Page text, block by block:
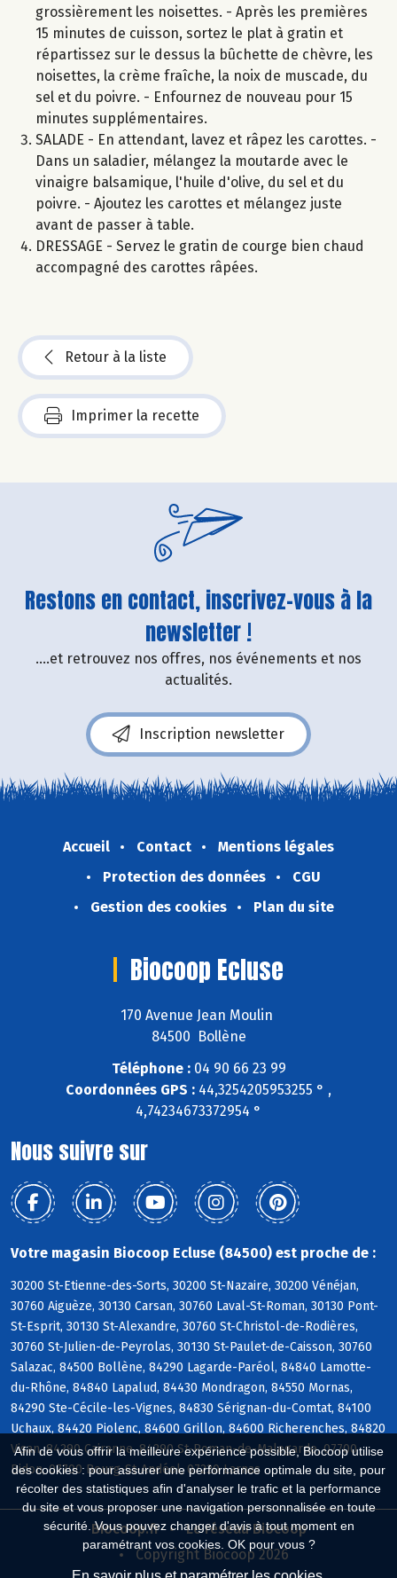
Afin de vous offrir la meilleure expérience possible, Biocoop utilise
des cookies : pour assurer une performance optimale du site, pour
récolter des statistiques afin d'analyser le trafic et la performance
du site et vous proposer une navigation personnalisée en toute
sécurité. Vous pouvez changer d'avis à tout moment en
paramétrant vos cookies. OK pour vous ?
grossièrement les noisettes. - Après les premières
15 minutes de cuisson, sortez le plat à gratin et
répartissez sur le dessus la bûchette de chèvre, les
noisettes, la crème fraîche, la noix de muscade, du
sel et du poivre. - Enfournez de nouveau pour 15
minutes supplémentaires.
SALADE - En attendant, lavez et râpez les carottes. -
Dans un saladier, mélangez la moutarde avec le
vinaigre balsamique, l'huile d'olive, du sel et du
poivre. - Ajoutez les carottes et mélangez juste
avant de passer à table.
DRESSAGE - Servez le gratin de courge bien chaud
accompagné des carottes râpées.
Retour à la liste
Imprimer la recette
Restons en contact, inscrivez-vous à la
newsletter !
....et retrouvez nos offres, nos événements et nos
actualités.
Inscription newsletter
Accueil Contact
Mentions légales
Protection des données
CGU
Gestion des cookies
Plan du site
Biocoop Ecluse
170 Avenue Jean Moulin
84500 Bollène
Téléphone :04 90 66 23 99
Coordonnées GPS : 44,3254205953255 ° ,
4,74234673372954 °
Nous suivre sur
Votre magasin Biocoop Ecluse (84500) est proche de :
30200 St-Etienne-des-Sorts, 30200 St-Nazaire, 30200 Vénéjan,
30760 Aiguèze, 30130 Carsan, 30760 Laval-St-Roman, 30130 Pont-
St-Esprit, 30130 St-Alexandre, 30760 St-Christol-de-Rodières,
30760 St-Julien-de-Peyrolas, 30130 St-Paulet-de-Caisson, 30760
Salazac, 84500 Bollène, 84290 Lagarde-Paréol, 84840 Lamotte-
du-Rhône, 84840 Lapalud, 84430 Mondragon, 84550 Mornas,
84290 Ste-Cécile-les-Vignes, 84830 Sérignan-du-Comtat, 84100
Uchaux, 84420 Piolenc, 84600 Grillon, 84600 Richerenches, 84820
Visan, 84290 Cairanne, 84290 St-Roman-de-Malegarde, 07700
Bidon, 07700 Bourg-St-Andéol, 07220 Larnas
Biocoop.fr
Le réseau Biocoop
Copyright Biocoop 2026